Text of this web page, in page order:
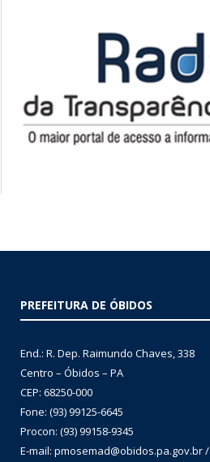
PREFEITURA DE ÓBIDOS
End.: R. Dep. Raimundo Chaves, 338
Centro – Óbidos – PA
CEP: 68250-000
Fone: (93) 99125-6645
Procon: (93) 99158-9345
E-mail: pmosemad@obidos.pa.gov.br /